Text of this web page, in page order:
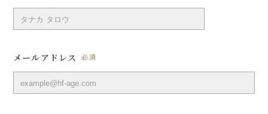
メールアドレス 必須